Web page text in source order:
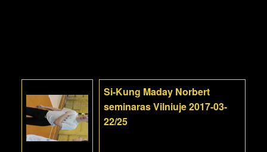
Si-Kung Maday Norbert
seminaras Vilniuje 2017-03-
22/25